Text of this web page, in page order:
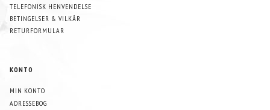
TELEFONISK HENVENDELSE
BETINGELSER & VILKÅR
RETURFORMULAR
KONTO
MIN KONTO
ADRESSEBOG